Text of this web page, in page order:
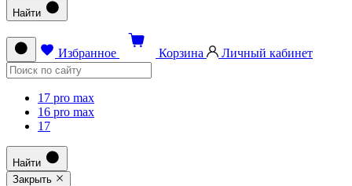
Найти
Избранное Корзина Личный кабинет
17 pro max
16 pro max
17
Найти
Закрыть